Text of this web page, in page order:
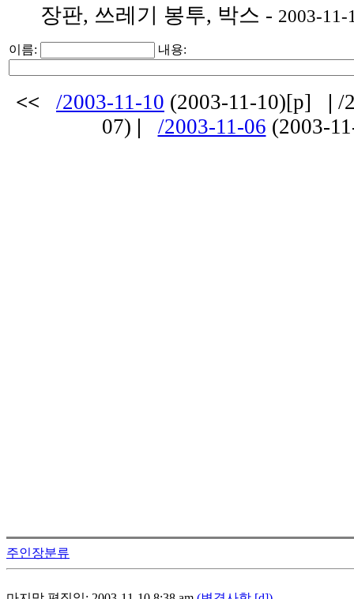
장판, 쓰레기 봉투, 박스 - 2003-11-
이름: 내용:
<< /2003-11-10 (2003-11-10)[p] | /
07) | /2003-11-06 (2003-
주인장분류